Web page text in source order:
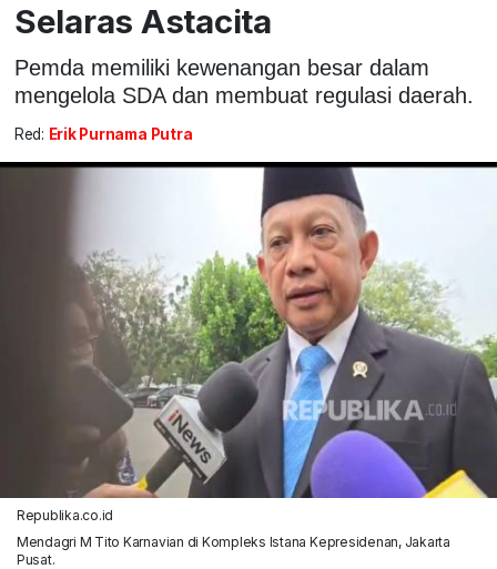
Selaras Astacita
Pemda memiliki kewenangan besar dalam
mengelola SDA dan membuat regulasi daerah.
Red: Erik Purnama Putra
Republika.co.id
Mendagri M Tito Karnavian di Kompleks Istana Kepresidenan, Jakarta
Pusat.